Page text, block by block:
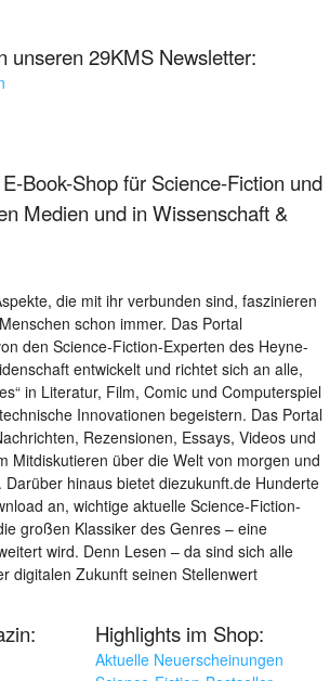
unseren 29KMS Newsletter:
Book-Shop für Science-Fiction und
Medien und in Wissenschaft &
die mit ihr verbunden sind, faszinieren
schon immer. Das Portal
den Science-Fiction-Experten des Heyne-
entwickelt und richtet sich an alle,
in Literatur, Film, Comic und Computerspiel
Innovationen begeistern. Das Portal
Rezensionen, Essays, Videos und
Mitdiskutieren über die Welt von morgen und
hinaus bietet diezukunft.de Hunderte
an, wichtige aktuelle Science-Fiction-
großen Klassiker des Genres – eine
wird. Denn Lesen – da sind sich alle
digitalen Zukunft seinen Stellenwert
Highlights im Shop:
Aktuelle Neuerscheinungen